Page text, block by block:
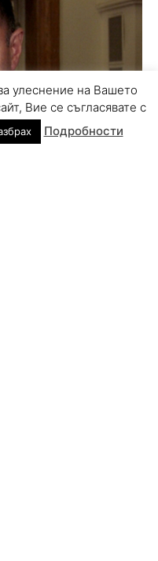
улеснение на Вашето
Вие се съгласявате с
Подробности